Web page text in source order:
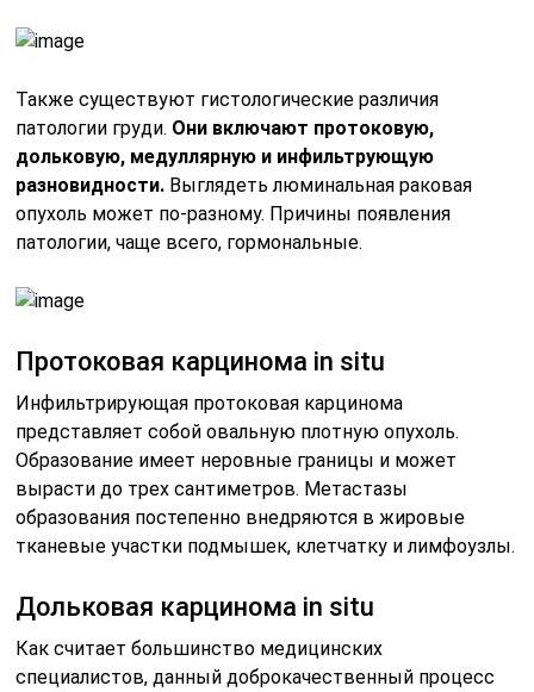
Также существуют гистологические различия
патологии груди. Они включают протоковую,
дольковую, медуллярную и инфильтрующую
разновидности. Выглядеть люминальная раковая
опухоль может по-разному. Причины появления
патологии, чаще всего, гормональные.
Протоковая карцинома in situ
Инфильтрирующая протоковая карцинома
представляет собой овальную плотную опухоль.
Образование имеет неровные границы и может
вырасти до трех сантиметров. Метастазы
образования постепенно внедряются в жировые
тканевые участки подмышек, клетчатку и лимфоузлы.
Дольковая карцинома in situ
Как считает большинство медицинских
специалистов, данный доброкачественный процесс